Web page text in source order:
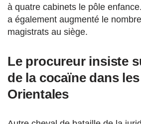
à quatre cabinets le pôle
a également augmenté le
magistrats au siège.
Le procureur insiste
de la cocaïne dans
Orientales